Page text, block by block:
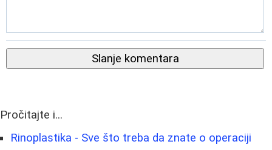
Slanje komentara
Pročitajte i...
Rinoplastika - Sve što treba da znate o operaciji